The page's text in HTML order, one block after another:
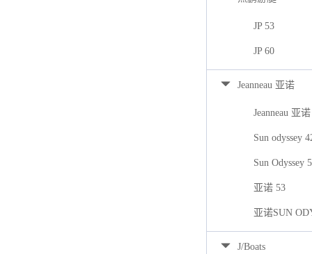
JP 53
JP 60
Jeanneau 亚诺
Jeanneau 亚
Sun odyssey
Sun Odyssey
亚诺 53
亚诺SUN
J/Boats